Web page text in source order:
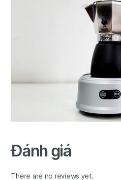
Đánh giá
There are no reviews yet.